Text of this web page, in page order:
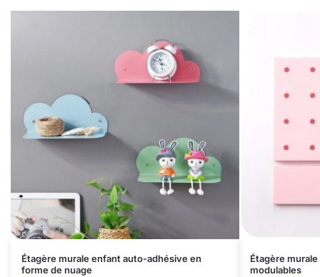
Étagère murale enfant auto-adhésive en
forme de nuage
Étagère
modulables